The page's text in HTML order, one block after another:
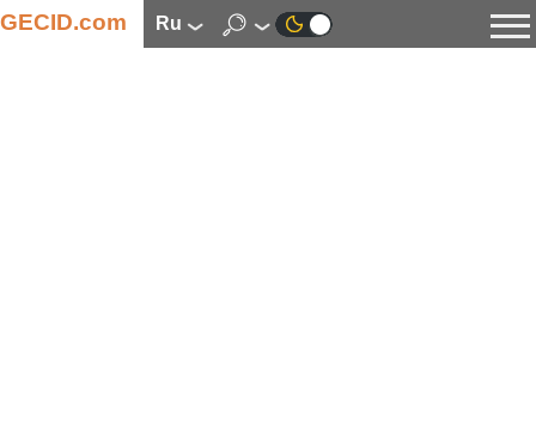
GECID.com ru